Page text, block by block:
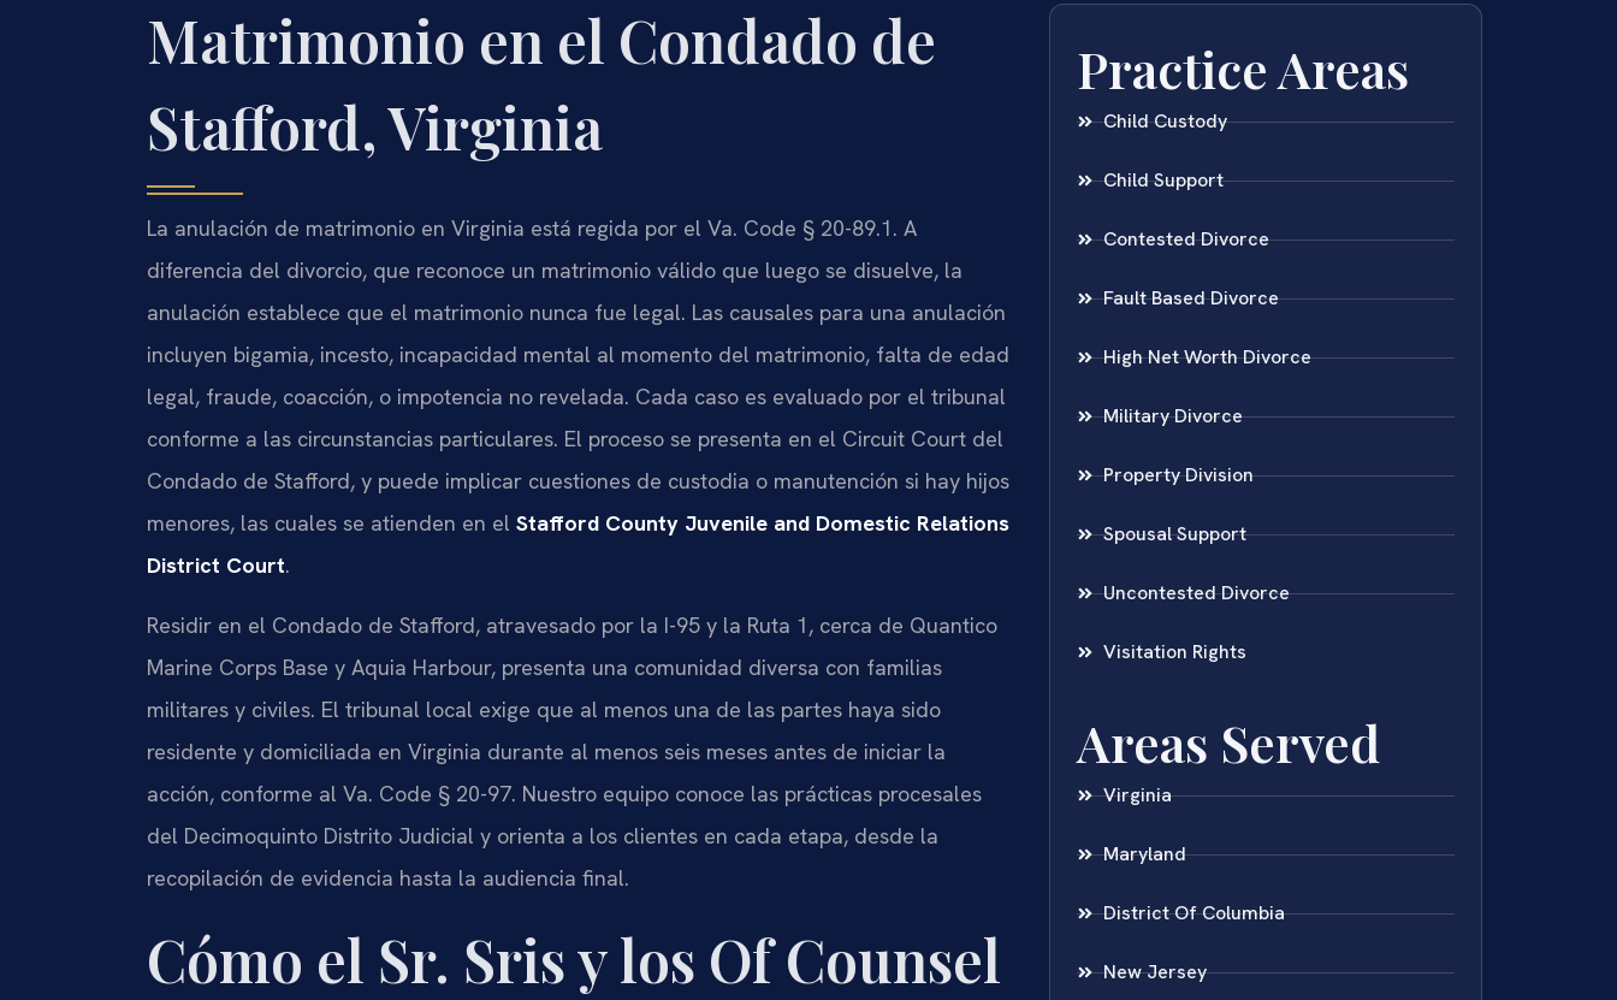
Matrimonio en el Condado de
Stafford, Virginia
La anulación de matrimonio en Virginia está regida por el Va. Code § 20-89.1. A
diferencia del divorcio, que reconoce un matrimonio válido que luego se disuelve, la
anulación establece que el matrimonio nunca fue legal. Las causales para una anulación
incluyen bigamia, incesto, incapacidad mental al momento del matrimonio, falta de edad
legal, fraude, coacción, o impotencia no revelada. Cada caso es evaluado por el tribunal
conforme a las circunstancias particulares. El proceso se presenta en el Circuit Court del
Condado de Stafford, y puede implicar cuestiones de custodia o manutención si hay hijos
menores, las cuales se atienden en el Stafford County Juvenile and Domestic Relations
District Court.
Residir en el Condado de Stafford, atravesado por la I-95 y la Ruta 1, cerca de Quantico
Marine Corps Base y Aquia Harbour, presenta una comunidad diversa con familias
militares y civiles. El tribunal local exige que al menos una de las partes haya sido
residente y domiciliada en Virginia durante al menos seis meses antes de iniciar la
acción, conforme al Va. Code § 20-97. Nuestro equipo conoce las prácticas procesales
del Decimoquinto Distrito Judicial y orienta a los clientes en cada etapa, desde la
recopilación de evidencia hasta la audiencia final.
Cómo el Sr. Sris y los Of Counsel
Practice Areas
Child Custody
Child Support
Contested Divorce
Fault Based Divorce
High Net Worth Divorce
Military Divorce
Property Division
Spousal Support
Uncontested Divorce
Visitation Rights
Areas Served
Virginia
Maryland
District Of Columbia
New Jersey